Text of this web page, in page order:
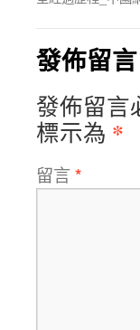
發佈留言
發佈留言
標示為 *
留言 *